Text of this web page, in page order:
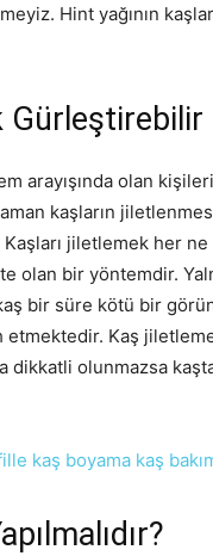
Hint yağının
Gürleştirebilir
arayışında olan
kaşların
jiletlemek her
olan bir yöntemdir.
bir süre kötü bir
etmektedir. Kaş
dikkatli olunmazsa